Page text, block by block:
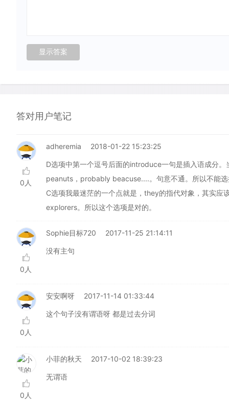
答对用户笔记
0人
adheremia 2018-01-22 15:23:25
D选项中第一个逗号后面的introduce一句是插入语成分
peanuts，probably beacuse....。句意不通。所以不能
C选项我最迷茫的一个点就是，they的指代对象，其实
explorers。所以这个选项是对的。
0人
Sophie目标720 2017-11-25 21:14:11
没有主句
0人
安安啊呀 2017-11-14 01:33:44
这个句子没有谓语呀 都是过去分词
0人
小菲的秋天 2017-10-02 18:39:23
无谓语